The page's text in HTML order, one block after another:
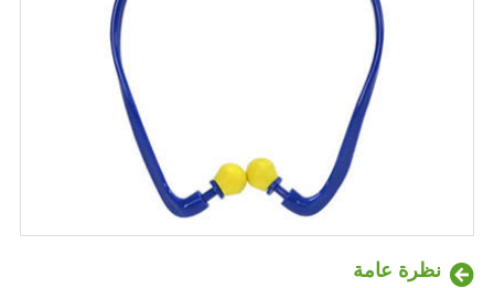
نظرة عامة